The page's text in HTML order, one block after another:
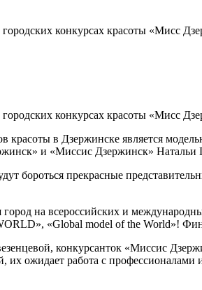
городских конкурсах красоты «Мисс
конкурсах красоты «Мисс
в Дзержинске является
и «Миссис Дзержинск»
бороться прекрасные
на всероссийских и
«Global model of the World»!
конкурсанток «Миссис
их ожидает работа с